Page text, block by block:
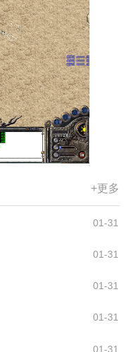
+更多
01-31
01-31
01-31
01-31
01-31